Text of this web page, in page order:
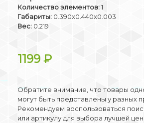
Количество элементов:1
Габариты: 0.390x0.440x0.003
Вес: 0.219
1199 ₽
Обратите внимание, что товары
могут быть представлены у разных
Рекомендуем воспользоваться
или артикулу для выбора лучшей